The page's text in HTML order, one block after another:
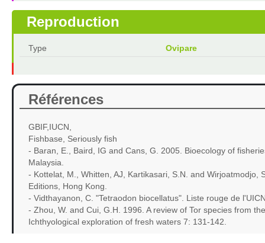
Reproduction
Type Ovipare
Références
GBIF,IUCN,
Fishbase, Seriously fish
- Baran, E., Baird, IG and Cans, G. 2005. Bioecology of
Malaysia.
- Kottelat, M., Whitten, AJ, Kartikasari, S.N. and
Editions, Hong Kong.
- Vidthayanon, C. "Tetraodon biocellatus". Liste rouge de
- Zhou, W. and Cui, G.H. 1996. A review of Tor species from
Ichthyological exploration of fresh waters 7: 131-142.